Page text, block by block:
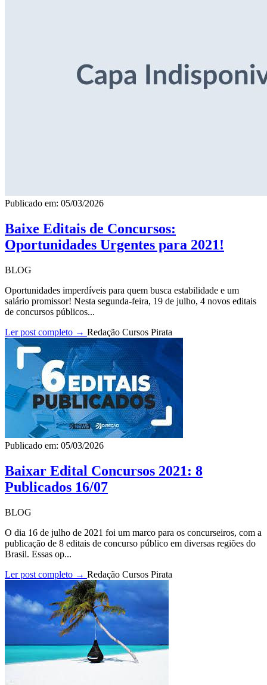
Publicado em: 05/03/2026
Baixe Editais de Concursos:
Oportunidades Urgentes para 2021!
BLOG
Oportunidades imperdíveis para quem busca estabilidade e um
salário promissor! Nesta segunda-feira, 19 de julho, 4 novos editais
de concursos públicos...
Ler post completo → Redação Cursos Pirata
Publicado em: 05/03/2026
Baixar Edital Concursos 2021: 8
Publicados 16/07
BLOG
O dia 16 de julho de 2021 foi um marco para os concurseiros, com a
publicação de 8 editais de concurso público em diversas regiões do
Brasil. Essas op...
Ler post completo → Redação Cursos Pirata